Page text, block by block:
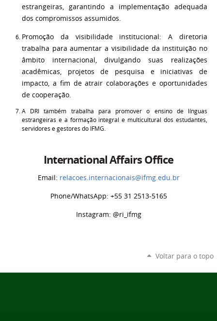
estrangeiras, garantindo a implementação adequada
dos compromissos assumidos.
Promoção da visibilidade institucional: A diretoria
trabalha para aumentar a visibilidade da instituição no
âmbito internacional, divulgando suas realizações
acadêmicas, projetos de pesquisa e iniciativas de
impacto, a fim de atrair colaborações e oportunidades
de cooperação.
A DRI também trabalha para promover o ensino de línguas
estrangeiras e a formação integral e multicultural dos estudantes,
servidores e gestores do IFMG.
International Affairs Office
Email: relacoes.internacionais@ifmg.edu.br
Phone/WhatsApp: +55 31 2513-5165
Instagram: @ri_ifmg
Voltar para o topo